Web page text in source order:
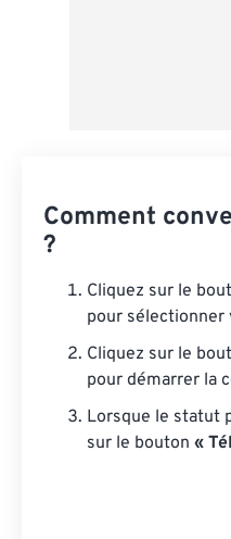
Comment
?
Cliquez sur le
pour sélectionner
Cliquez sur le
pour démarrer la
Lorsque le statut
sur le bouton «